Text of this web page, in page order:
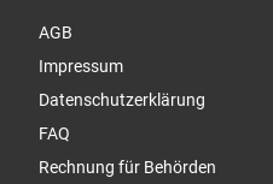
AGB
Impressum
Datenschutzerklärung
FAQ
Rechnung für Behörden